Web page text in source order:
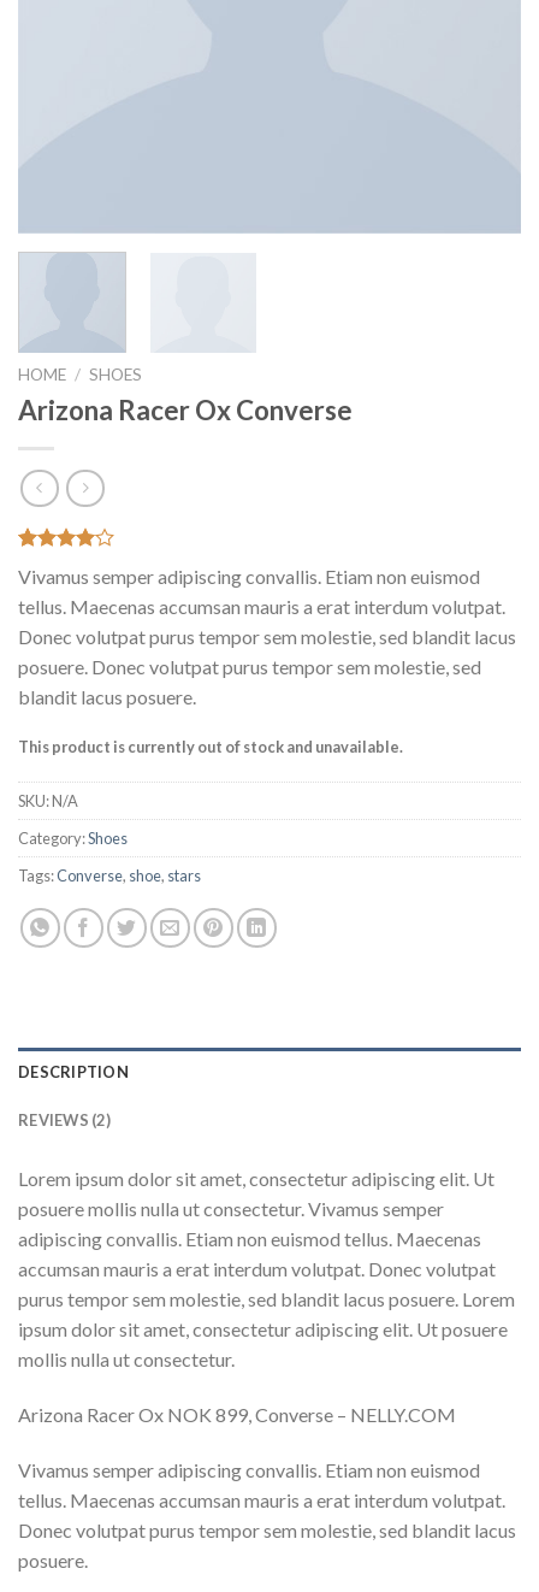
HOME / SHOES
Arizona Racer Ox Converse
4.00out
of 5
customer
ratings
Vivamus semper adipiscing convallis. Etiam non euismod
tellus. Maecenas accumsan mauris a erat interdum volutpat.
Donec volutpat purus tempor sem molestie, sed blandit lacus
posuere. Donec volutpat purus tempor sem molestie, sed
blandit lacus posuere.
This product is currently out of stock and unavailable.
SKU:N/A
Category:Shoes
Tags:Converse, shoe, stars
DESCRIPTION
REVIEWS (2)
Lorem ipsum dolor sit amet, consectetur adipiscing elit. Ut
posuere mollis nulla ut consectetur. Vivamus semper
adipiscing convallis. Etiam non euismod tellus. Maecenas
accumsan mauris a erat interdum volutpat. Donec volutpat
purus tempor sem molestie, sed blandit lacus posuere. Lorem
ipsum dolor sit amet, consectetur adipiscing elit. Ut posuere
mollis nulla ut consectetur.
Arizona Racer Ox NOK 899, Converse – NELLY.COM
Vivamus semper adipiscing convallis. Etiam non euismod
tellus. Maecenas accumsan mauris a erat interdum volutpat.
Donec volutpat purus tempor sem molestie, sed blandit lacus
posuere.